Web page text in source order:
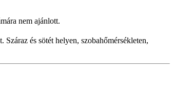
nem ajánlott.
és sötét helyen, szobahőmérsékleten,